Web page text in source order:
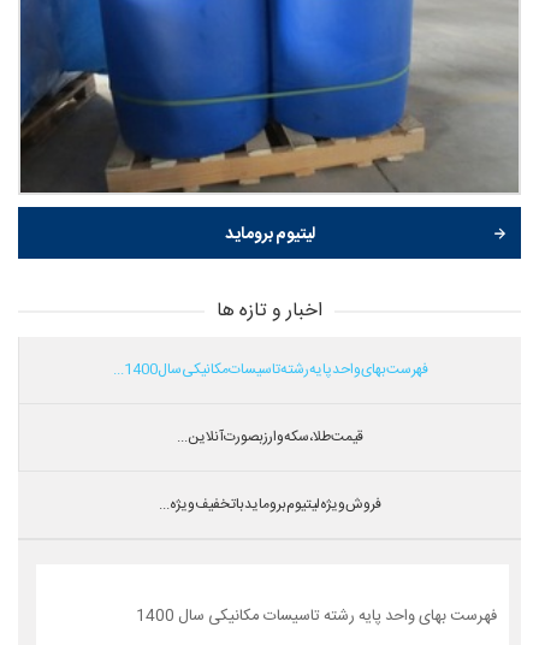
لیتیوم بروماید
اخبار و تازه ها
فهرست بهای واحد پایه رشته تاسیسات مکانیکی سال 1400...
قیمت طلا،سکه و ارز بصورت آنلاین...
فروش ویژه لیتیوم بروماید با تخفیف ویژه...
فهرست بهای واحد پایه رشته تاسیسات مکانیکی سال 1400